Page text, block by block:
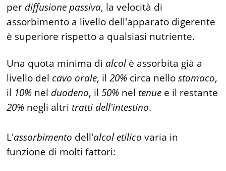
per diffusione passiva, la velocità di
assorbimento a livello dell'apparato digerente
è superiore rispetto a qualsiasi nutriente.
Una quota minima di alcol è assorbita già a
livello del cavo orale, il20% circa nellostomaco,
il 10% nel duodeno, il50% nel tenue e il restante
20% negli altri tratti dell'intestino.
L'assorbimento dell'alcol etilico varia in
funzione di molti fattori: